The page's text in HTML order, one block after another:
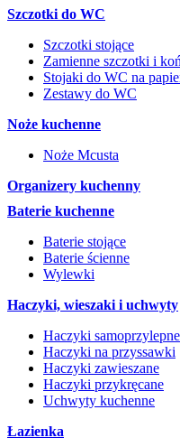
Szczotki do WC
Szczotki stojące
Zamienne szczotki i
Stojaki do WC na
Zestawy do WC
Noże kuchenne
Noże Mcusta
Organizery kuchenny
Baterie kuchenne
Baterie stojące
Baterie ścienne
Wylewki
Haczyki, wieszaki i uchwyty
Haczyki samoprzylepne
Haczyki na przyssawki
Haczyki zawieszane
Haczyki przykręcane
Uchwyty kuchenne
Łazienka